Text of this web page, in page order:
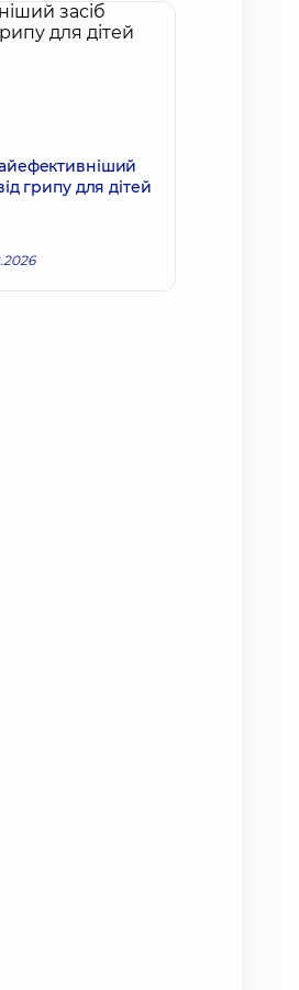
грипу для дітей